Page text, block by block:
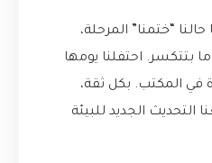
“ختمنا” المرحلة،
بتتكسر. احتفلنا يومها
في المكتب. بكل ثقة،
التحديث الجديد للبيئة